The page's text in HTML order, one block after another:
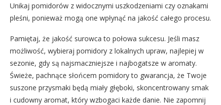
Unikaj pomidorów z widocznymi uszkodzeniami czy oznakami
pleśni, ponieważ mogą one wpłynąć na jakość całego procesu.
Pamiętaj, że jakość surowca to połowa sukcesu. Jeśli masz
możliwość, wybieraj pomidory z lokalnych upraw, najlepiej w
sezonie, gdy są najsmaczniejsze i najbogatsze w aromaty.
Świeże, pachnące słońcem pomidory to gwarancja, że Twoje
suszone przysmaki będą miały głęboki, skoncentrowany smak
i cudowny aromat, który wzbogaci każde danie. Nie zapomnij